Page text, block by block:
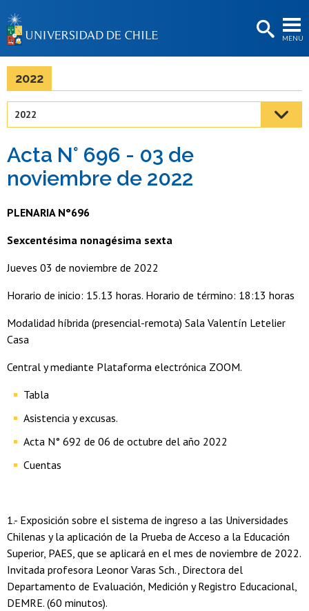
MENÚ
BIBLIOTECAS
Estudiantes
Académicas/os
Funcionarias/os
2022
2022
Acta N° 696 - 03 de
noviembre de 2022
PLENARIA N°696
Sexcentésima nonagésima sexta
Jueves 03 de noviembre de 2022
Horario de inicio: 15.13 horas. Horario de término: 18:13 horas
Modalidad híbrida (presencial-remota) Sala Valentín Letelier
Casa
Central y mediante Plataforma electrónica ZOOM.
Tabla
Asistencia y excusas.
Acta N° 692 de 06 de octubre del año 2022
Cuentas
1.- Exposición sobre el sistema de ingreso a las Universidades
Chilenas y la aplicación de la Prueba de Acceso a la Educación
Superior, PAES, que se aplicará en el mes de noviembre de 2022.
Invitada profesora Leonor Varas Sch., Directora del
Departamento de Evaluación, Medición y Registro Educacional,
DEMRE. (60 minutos).